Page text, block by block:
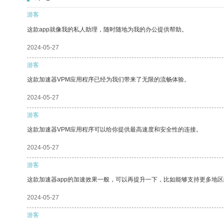
游客
这款app就像我的私人助理，随时随地为我的办公提供帮助。
2024-05-27
游客
这款加速器VPM应用程序已经为我们带来了无限的流畅体验。
2024-05-27
游客
这款加速器VPM应用程序可以给你提供最高速度和安全性的连接。
2024-05-27
游客
这款加速器app的加速效果一般，可以再提升一下，比如能够支持更多地区
2024-05-27
游客